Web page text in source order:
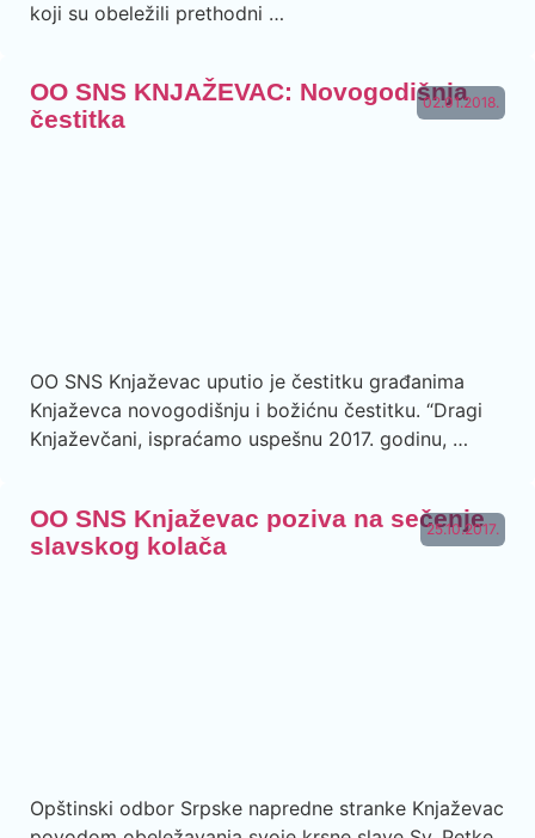
koji su obeležili prethodni …
02.01.2018.
OO SNS KNJAŽEVAC: Novogodišnja
čestitka
OO SNS Knjaževac uputio je čestitku građanima
Knjaževca novogodišnju i božićnu čestitku. “Dragi
Knjaževčani, ispraćamo uspešnu 2017. godinu, …
25.10.2017.
OO SNS Knjaževac poziva na sečenje
slavskog kolača
Opštinski odbor Srpske napredne stranke Knjaževac